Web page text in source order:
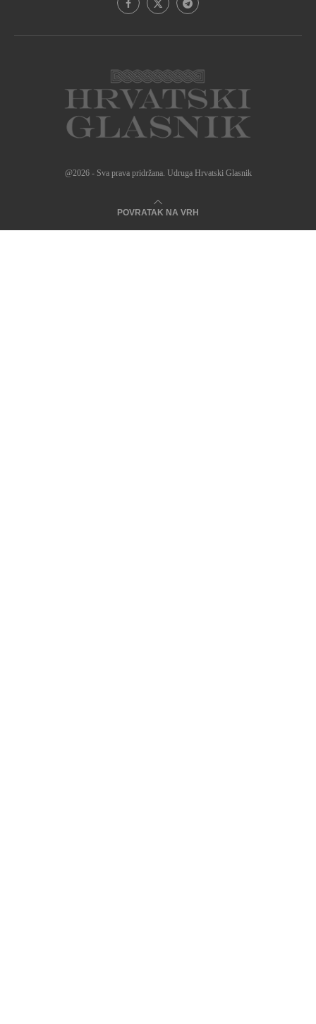
@2026 - Sva prava pridržana. Udruga Hrvatski Glasnik
POVRATAK NA VRH